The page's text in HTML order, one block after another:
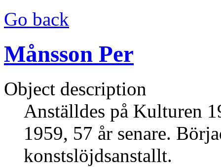
Go back
Månsson Per
Object description
Anställdes på Kulturen
1959, 57 år senare.
konstslöjdsanstallt.